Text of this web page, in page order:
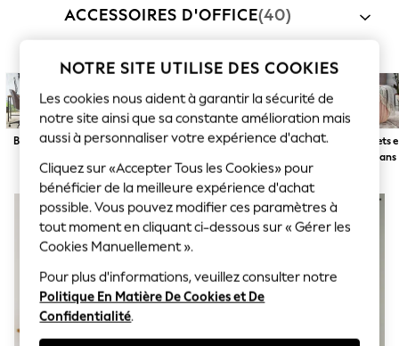
Beach Dresses & Kaftans
Sliders
Linen Collection
Sandals
Shorts
Trousers
Sun Hats & Caps
T-Shirts & Vests
Sunglasses
Men's Holiday Shop
All Swimwear
Accessories
Bags & Luggage
Footwear
Hats
Linen Collection
Loafers
ACCESSOIRES D'OFFICE(40)
Par catégorie
Étagères
Bureaux Chaises Rangement Papeterie
Accessoires
Tabourets
ottomans
NOTRE SITE UTILISE DES COOKIES
Les cookies nous aident à garantir la sécurité de
notre site ainsi que sa constante amélioration mais
aussi à personnaliser votre expérience d'achat.
Cliquez sur «Accepter Tous les Cookies» pour
bénéficier de la meilleure expérience d'achat
possible. Vous pouvez modifier ces paramètres à
tout moment en cliquant ci-dessous sur « Gérer les
Cookies Manuellement ».
Pour plus d'informations, veuillez consulter notre
Politique En Matière De Cookies et De
Confidentialité.